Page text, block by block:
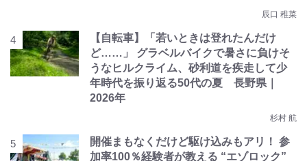
辰口 稚菜
【自転車】「若いときは登れたんだけ
ど……」 グラベルバイクで暑さに負けそ
うなヒルクライム、砂利道を疾走して少
年時代を振り返る50代の夏 長野県｜
2026年
杉村 航
開催まもなくだけど駆け込みもアリ！ 参
加率100％経験者が教える “エゾロック”